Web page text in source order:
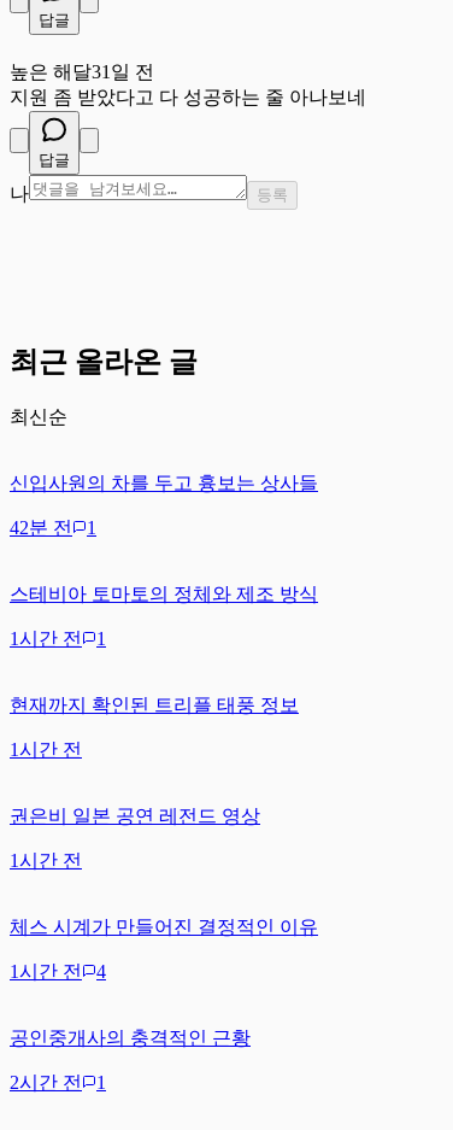
답글
높은 해달31일 전
지원 좀 받았다고 다 성공하는 줄 아나보네
답글
나 등록
최근 올라온 글
최신순
신입사원의 차를 두고 흉보는 상사들
42분 전 1
스테비아 토마토의 정체와 제조 방식
1시간 전 1
현재까지 확인된 트리플 태풍 정보
1시간 전
권은비 일본 공연 레전드 영상
1시간 전
체스 시계가 만들어진 결정적인 이유
1시간 전 4
공인중개사의 충격적인 근황
2시간 전 1